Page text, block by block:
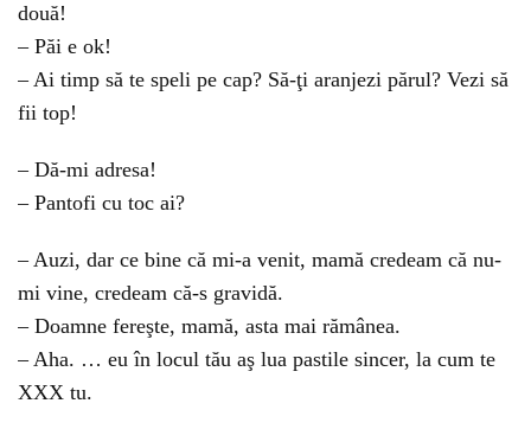
două!
– Păi e ok!
– Ai timp să te speli pe cap? Să-ţi aranjezi părul? Vezi să
fii top!
– Dă-mi adresa!
– Pantofi cu toc ai?
– Auzi, dar ce bine că mi-a venit, mamă credeam că nu-
mi vine, credeam că-s gravidă.
– Doamne fereşte, mamă, asta mai rămânea.
– Aha. … eu în locul tău aş lua pastile sincer, la cum te
XXX tu.